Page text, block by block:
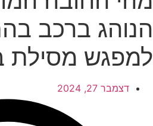
ברכב
מסילת
דצמבר 27, 2024